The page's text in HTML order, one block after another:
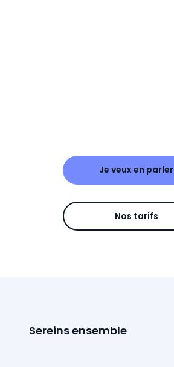
Je veux en parler
Nos tarifs
Sereins ensemble